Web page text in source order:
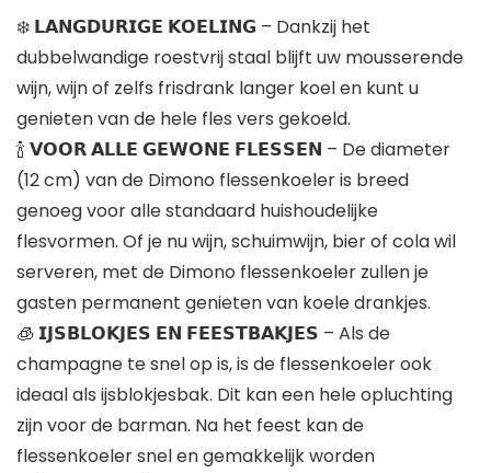
❄️ 𝗟𝗔𝗡𝗚𝗗𝗨𝗥𝗜𝗚𝗘 𝗞𝗢𝗘𝗟𝗜𝗡𝗚 – Dankzij het
dubbelwandige roestvrij staal blijft uw mousserende
wijn, wijn of zelfs frisdrank langer koel en kunt u
genieten van de hele fles vers gekoeld.
🍾 𝗩𝗢𝗢𝗥 𝗔𝗟𝗟𝗘 𝗚𝗘𝗪𝗢𝗡𝗘 𝗙𝗟𝗘𝗦𝗦𝗘𝗡 – De diameter
(12 cm) van de Dimono flessenkoeler is breed
genoeg voor alle standaard huishoudelijke
flesvormen. Of je nu wijn, schuimwijn, bier of cola wil
serveren, met de Dimono flessenkoeler zullen je
gasten permanent genieten van koele drankjes.
🧊 𝗜𝗝𝗦𝗕𝗟𝗢𝗞𝗝𝗘𝗦 𝗘𝗡 𝗙𝗘𝗘𝗦𝗧𝗕𝗔𝗞𝗝𝗘𝗦 – Als de
champagne te snel op is, is de flessenkoeler ook
ideaal als ijsblokjesbak. Dit kan een hele opluchting
zijn voor de barman. Na het feest kan de
flessenkoeler snel en gemakkelijk worden